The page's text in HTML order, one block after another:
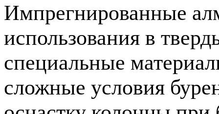
Импрегнированные
использования в
специальные
сложные условия